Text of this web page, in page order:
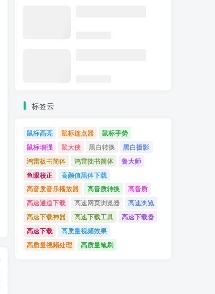
标签云
鼠标高亮 鼠标连点器
鼠标手势
鼠标增强
鼠大侠 黑白转换
黑白摄影
鸿雷板书简体
鸿雷拙书简体
鲁大师
鱼眼校正
高颜值黑体下载
高音质音乐播放器
高音质转换
高音质
高速通道下载
高速网页浏览器
高速浏览
高速下载神器
高速下载工具
高速下载器
高速下载
高质量视频效果
高质量视频处理
高质量笔刷